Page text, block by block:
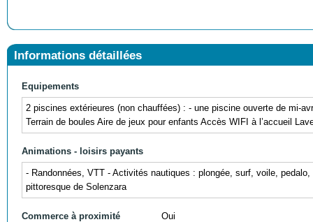
Informations détaillées
Equipements
2 piscines extérieures (non chauffées) : - une piscine ouverte de mi-
Terrain de boules Aire de jeux pour enfants Accès WIFI à l’accueil
Animations - loisirs payants
- Randonnées, VTT - Activités nautiques : plongée, surf, voile,
pittoresque de Solenzara
Commerce à proximité Oui